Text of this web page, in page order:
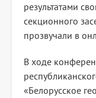
результатами
секционного
прозвучали в
В ходе
«Белорусское